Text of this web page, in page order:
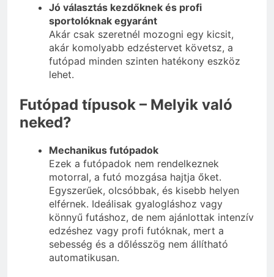
Jó választás kezdőknek és profi
sportolóknak egyaránt
Akár csak szeretnél mozogni egy kicsit,
akár komolyabb edzéstervet követsz, a
futópad minden szinten hatékony eszköz
lehet.
Futópad típusok – Melyik való
neked?
Mechanikus futópadok
Ezek a futópadok nem rendelkeznek
motorral, a futó mozgása hajtja őket.
Egyszerűek, olcsóbbak, és kisebb helyen
elférnek. Ideálisak gyalogláshoz vagy
könnyű futáshoz, de nem ajánlottak intenzív
edzéshez vagy profi futóknak, mert a
sebesség és a dőlésszög nem állítható
automatikusan.